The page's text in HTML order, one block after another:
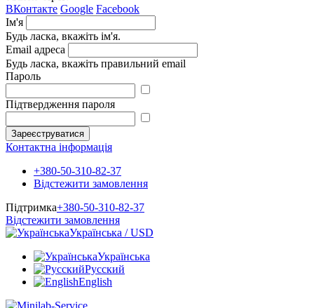
ВКонтакте Google Facebook
Ім'я
Будь ласка, вкажіть ім'я.
Email адреса
Будь ласка, вкажіть правильний email
Пароль
Підтвердження пароля
Зареєструватися
Контактна інформація
+380-50-310-82-37
Відстежити замовлення
Підтримка+380-50-310-82-37
Відстежити замовлення
Українська / USD
Українська
Русский
English